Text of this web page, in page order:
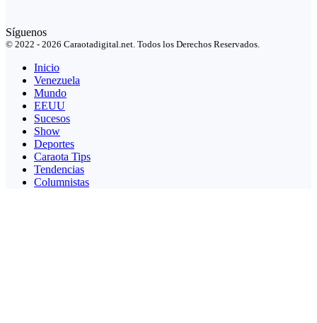
Síguenos
© 2022 - 2026 Caraotadigital.net. Todos los Derechos Reservados.
Inicio
Venezuela
Mundo
EEUU
Sucesos
Show
Deportes
Caraota Tips
Tendencias
Columnistas